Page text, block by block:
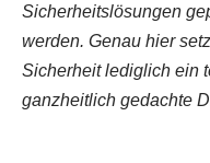
Sicherheitslösungen
werden. Genau hier
Sicherheit lediglich ein
ganzheitlich gedachte